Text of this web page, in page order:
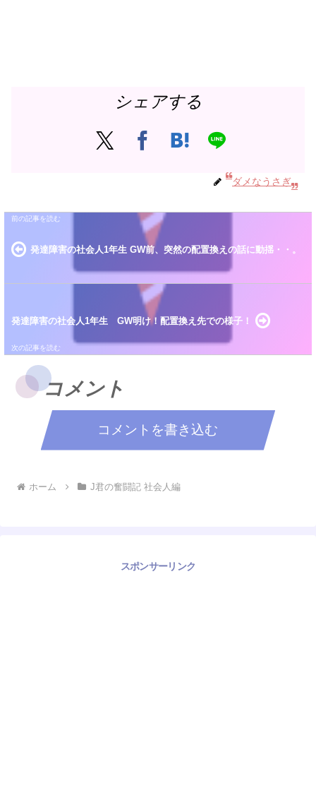
シェアする
ダメなうさぎ
発達障害の社会人1年生 GW前、突然の配置換えの話に動揺・・。
発達障害の社会人1年生 GW明け！配置換え先での様子！
コメント
コメントを書き込む
ホーム J君の奮闘記 社会人編
スポンサーリンク